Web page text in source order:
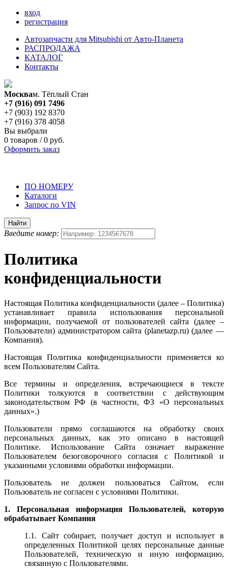
вход
регистрация
Автозапчасти для Mitsubishi от Авто-Планета
РАСПРОДАЖА
КАТАЛОГ
Контакты
Москвам. Тёплый Стан
+7 (916) 091 7496
+7 (903) 192 8370
+7 (916) 378 4058
Вы выбрали
0 товаров / 0 руб.
Оформить заказ
ПО НОМЕРУ
Каталоги
Запрос по VIN
Найти
Введите номер:
Политика
конфиденциальности
Настоящая Политика конфиденциальности (далее – Политика)
устанавливает правила использования персональной
информации, получаемой от пользователей сайта (далее –
Пользователи) администратором сайта (planetazp.ru) (далее —
Компания).
Настоящая Политика конфиденциальности применяется ко
всем Пользователям Сайта.
Все термины и определения, встречающиеся в тексте
Политики толкуются в соответствии с действующим
законодательством РФ (в частности, ФЗ «О персональных
данных».)
Пользователи прямо соглашаются на обработку своих
персональных данных, как это описано в настоящей
Политике. Использование Сайта означает выражение
Пользователем безоговорочного согласия с Политикой и
указанными условиями обработки информации.
Пользователь не должен пользоваться Сайтом, если
Пользователь не согласен с условиями Политики.
1. Персональная информация Пользователей, которую
обрабатывает Компания
1.1. Сайт собирает, получает доступ и использует в
определенных Политикой целях персональные данные
Пользователей, техническую и иную информацию,
связанную с Пользователями.